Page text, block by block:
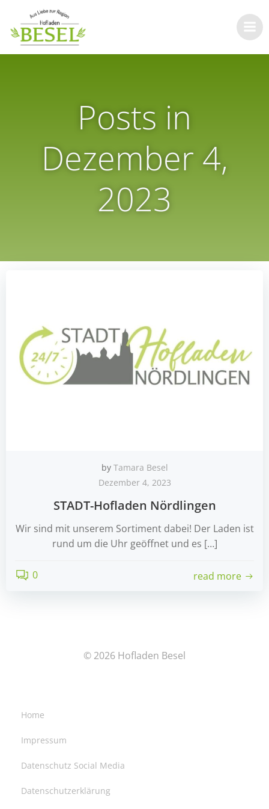
Posts in
Dezember 4,
2023
by Tamara Besel
Dezember 4, 2023
STADT-Hofladen Nördlingen
Wir sind mit unserem Sortiment dabei! Der Laden ist
rund um die Uhr geöffnet und es […]
0 read more
© 2026 Hofladen Besel
Home
Impressum
Datenschutz Social Media
Datenschutzerklärung